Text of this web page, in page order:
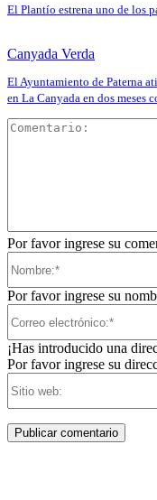
El Plantío estrena uno de los
Canyada Verda
El Ayuntamiento de Paterna
en La Canyada en dos meses
Por favor ingrese su
Por favor ingrese su
¡Has introducido una
Por favor ingrese su